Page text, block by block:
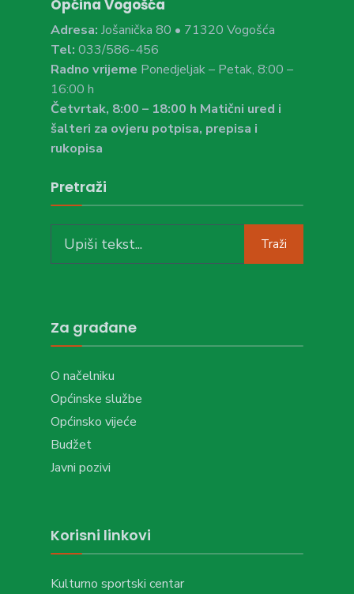
Općina Vogošća
Adresa: Jošanička 80 • 71320 Vogošća
Tel: 033/586-456
Radno vrijeme Ponedjeljak – Petak, 8:00 –
16:00 h
Četvrtak, 8:00 – 18:00 h Matični ured i
šalteri za ovjeru potpisa, prepisa i
rukopisa
Pretraži
for:
Traži
Za građane
O načelniku
Općinske službe
Općinsko vijeće
Budžet
Javni pozivi
Korisni linkovi
Kulturno sportski centar